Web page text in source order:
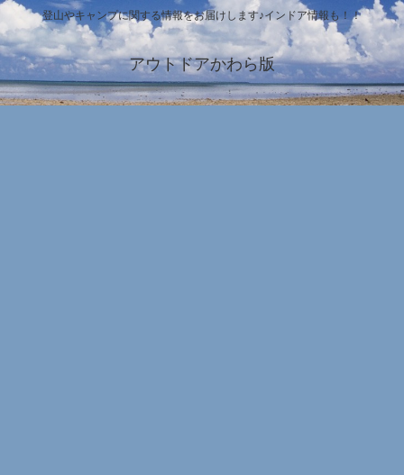
登山やキャンプに関する情報をお届けします♪インドア情報も！！
アウトドアかわら版